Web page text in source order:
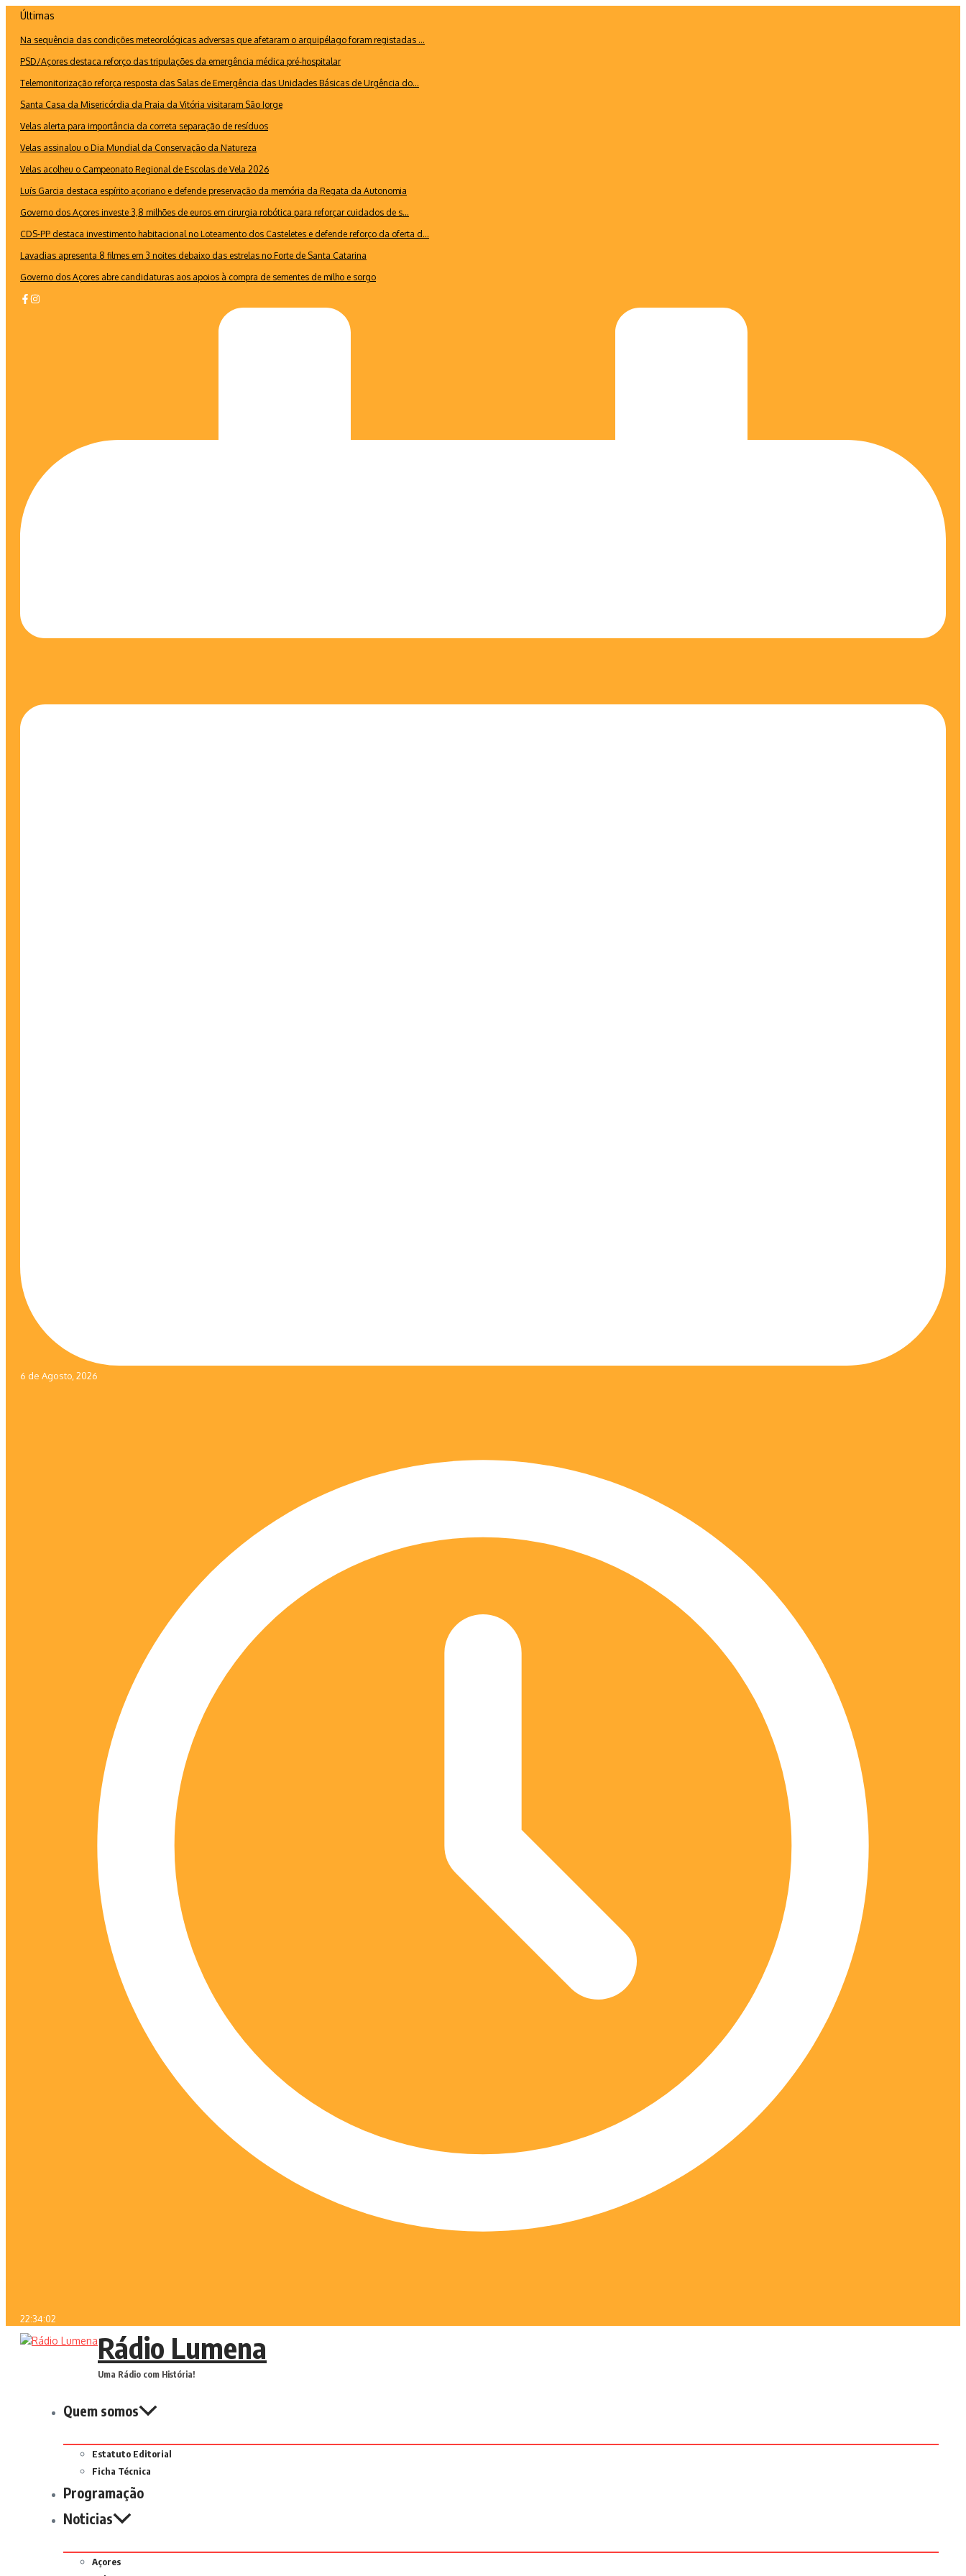
conteúdo
Últimas
Na sequência das condições meteorológicas adversas que afetaram o arquipélago foram registadas ...
PSD/Açores destaca reforço das tripulações da emergência médica pré-hospitalar
Telemonitorização reforça resposta das Salas de Emergência das Unidades Básicas de Urgência do...
Santa Casa da Misericórdia da Praia da Vitória visitaram São Jorge
Velas alerta para importância da correta separação de resíduos
Velas assinalou o Dia Mundial da Conservação da Natureza
Velas acolheu o Campeonato Regional de Escolas de Vela 2026
Luís Garcia destaca espírito açoriano e defende preservação da memória da Regata da Autonomia
Governo dos Açores investe 3,8 milhões de euros em cirurgia robótica para reforçar cuidados de s...
CDS-PP destaca investimento habitacional no Loteamento dos Casteletes e defende reforço da oferta d...
Lavadias apresenta 8 filmes em 3 noites debaixo das estrelas no Forte de Santa Catarina
Governo dos Açores abre candidaturas aos apoios à compra de sementes de milho e sorgo
6 de Agosto, 2026
22:34:02
Rádio Lumena
Uma Rádio com História!
Quem somos
Estatuto Editorial
Ficha Técnica
Programação
Noticias
Açores